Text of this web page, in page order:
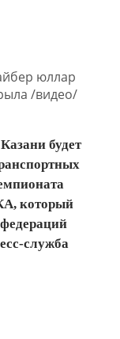
будет
который
служба